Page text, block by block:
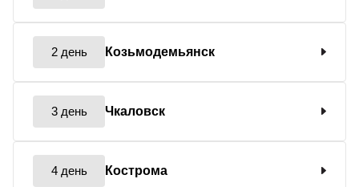
2 день Козьмодемьянск
3 день Чкаловск
4 день Кострома